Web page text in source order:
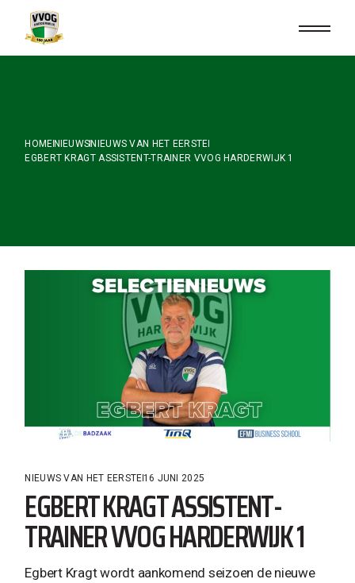
content
HOME NIEUWS NIEUWS VAN HET EERSTE
EGBERT KRAGT ASSISTENT-TRAINER VVOG HARDERWIJK 1
NIEUWS VAN HET EERSTE 16 JUNI 2025
EGBERT KRAGT ASSISTENT-
TRAINER VVOG HARDERWIJK 1
Egbert Kragt wordt aankomend seizoen de nieuwe